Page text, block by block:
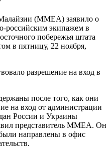
(MMEA) заявило о
российским экипажем в
побережья штата
в пятницу, 22 ноября,
разрешение на вход в
после того, как они
на вход от администрации
России и Украины
представитель MMEA. Он
направлены в офис